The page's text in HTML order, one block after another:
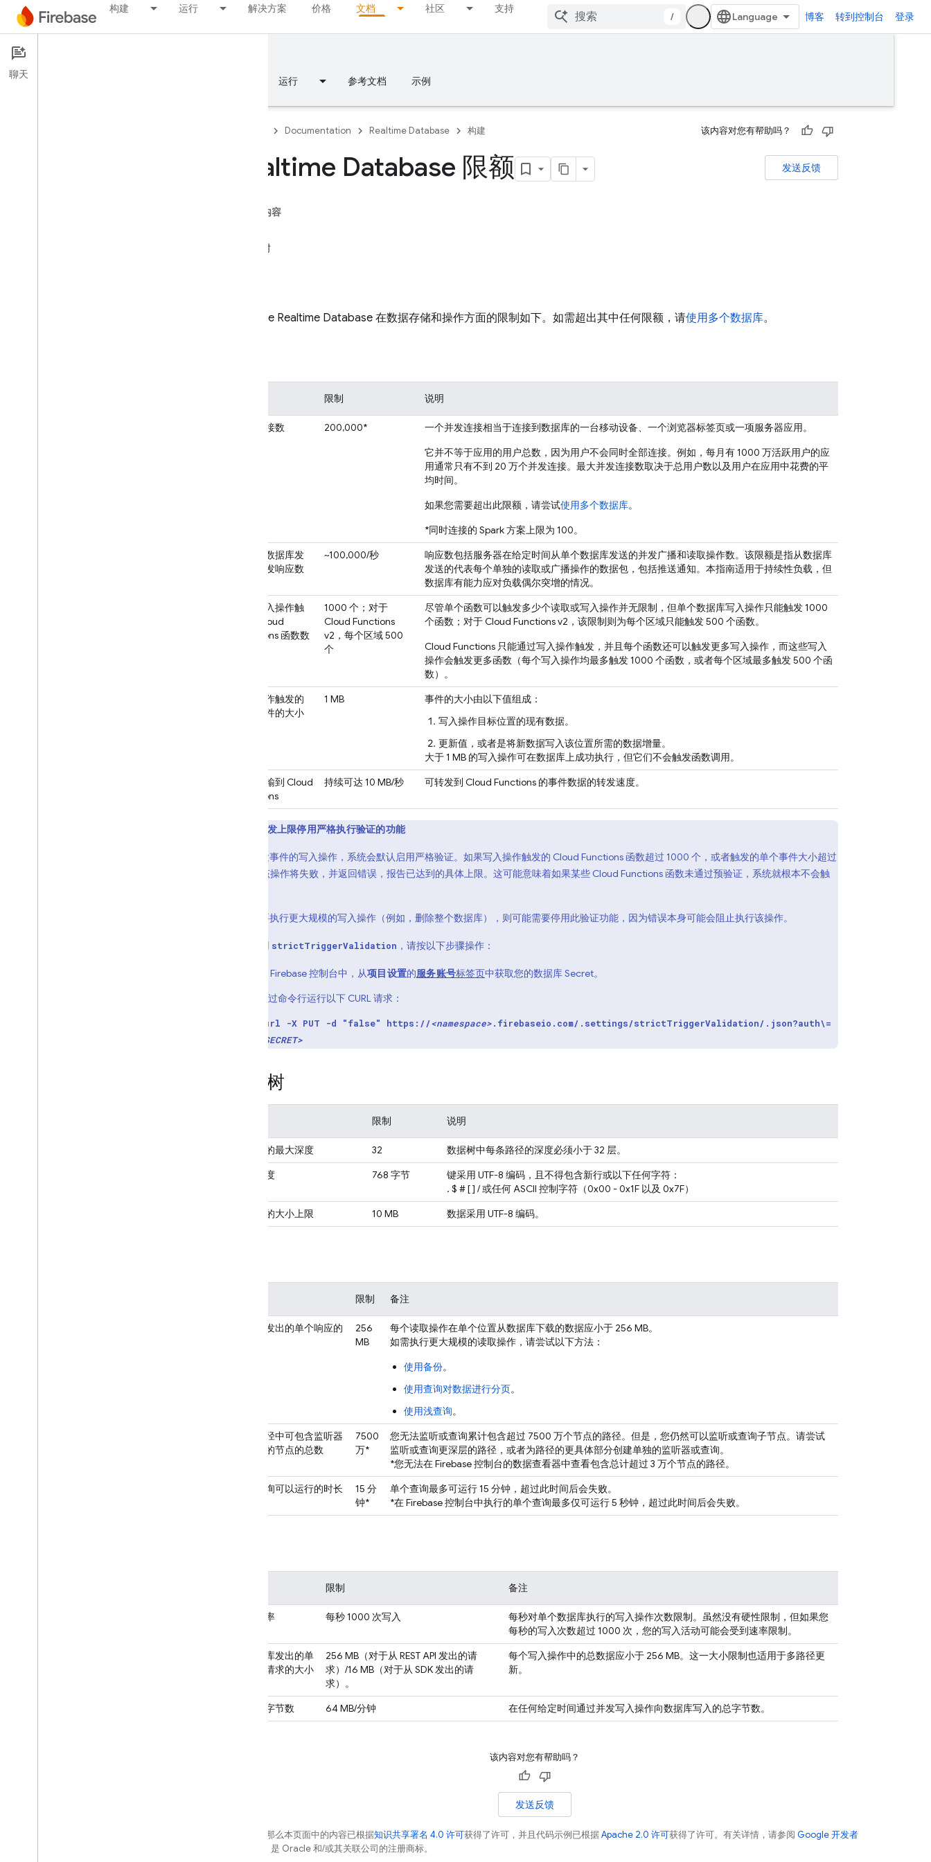
构建 运行 解决方案 价格 文档 社区 支持
/ 博客 转到控制台 登录
Documentation
概览 运行 参考文档 示例
Documentation Realtime Database 构建 该内容对您有帮助吗？
发送反馈
Realtime Database 限额
本页内容
数据树
Firebase Realtime Database 在数据存储和操作方面的限制如下。如需超出其中任何限额，请使用多个数据库。
限制 说明
并发连接数 200,000*
一个并发连接相当于连接到数据库的一台移动设备、一个浏览器标签页或一项服务器应用。
它并不等于应用的用户总数，因为用户不会同时全部连接。例如，每月有 1000 万活跃用户的应
用通常只有不到 20 万个并发连接。最大并发连接数取决于总用户数以及用户在应用中花费的平
均时间。
如果您需要超出此限额，请尝试使用多个数据库。
*同时连接的 Spark 方案上限为 100。
从单个数据库发
送的并发响应数
~100,000/秒
响应数包括服务器在给定时间从单个数据库发送的并发广播和读取操作数。该限额是指从数据库
发送的代表每个单独的读取或广播操作的数据包，包括推送通知。本指南适用于持续性负载，但
数据库有能力应对负载偶尔突增的情况。
单个写入操作触
发的 Cloud
Functions 函数数
1000 个；对于
Cloud Functions
v2，每个区域 500
个
尽管单个函数可以触发多少个读取或写入操作并无限制，但单个数据库写入操作只能触发 1000
个函数；对于Cloud Functionsv2，该限制则为每个区域只能触发 500 个函数。
Cloud Functions 只能通过写入操作触发，并且每个函数还可以触发更多写入操作，而这些写入
操作会触发更多函数（每个写入操作均最多触发 1000 个函数，或者每个区域最多触发 500 个函
数）。
写入操作触发的
单个事件的大小
1 MB
事件的大小由以下值组成：
写入操作目标位置的现有数据。
更新值，或者是将新数据写入该位置所需的数据增量。
大于 1 MB 的写入操作可在数据库上成功执行，但它们不会触发函数调用。
数据传输到 Cloud
Functions
持续可达 10 MB/秒 可转发到 Cloud Functions 的事件数据的转发速度。
对触发上限停用严格执行验证的功能
对于触发事件的写入操作，系统会默认启用严格验证。如果写入操作触发的 Cloud Functions 函数超过 1000 个，或者触发的单个事件大小超过
1 MB，该操作将失败，并返回错误，报告已达到的具体上限。这可能意味着如果某些 Cloud Functions 函数未通过预验证，系统就根本不会触
如果您要执行更大规模的写入操作（例如，删除整个数据库），则可能需要停用此验证功能，因为错误本身可能会阻止执行该操作。
如需停用 strictTriggerValidation ，请按以下步骤操作：
Firebase控制台中，从项目设置的服务账号标签页中获取您的数据库 Secret。
通过命令行运行以下 CURL 请求：
curl -X PUT -d "false" https://<namespace>.firebaseio.com/.settings/strictTriggerValidation/.json?auth\=
<SECRET>
数据树
限制 说明
子节点的最大深度 32
数据树中每条路径的深度必须小于 32 层。
键的长度
768 字节
键采用 UTF-8 编码，且不得包含新行或以下任何字符：
. $ # [ ] / 或任何 ASCII 控制字符（0x00 - 0x1F 以及 0x7F）
字符串的大小上限
10 MB 数据采用 UTF-8 编码。
限制 备注
数据库发出的单个响应的
256
MB
每个读取操作在单个位置从数据库下载的数据应小于 256 MB。
如需执行更大规模的读取操作，请尝试以下方法：
使用备份。
使用查询对数据进行分页。
使用浅查询。
一条路径中可包含监听器
或查询的节点的总数
7500
万*
您无法监听或查询累计包含超过 7500 万个节点的路径。但是，您仍然可以监听或查询子节点。请尝试
监听或查询更深层的路径，或者为路径的更具体部分创建单独的监听器或查询。
*您无法在Firebase控制台的数据查看器中查看包含总计超过 3 万个节点的路径。
单个查询可以运行的时长
15 分
钟*
单个查询最多可运行 15 分钟，超过此时间后会失败。
*在Firebase控制台中执行的单个查询最多仅可运行 5 秒钟，超过此时间后会失败。
限制 备注
写入速率 每秒 1000 次写入
每秒对单个数据库执行的写入操作次数限制。虽然没有硬性限制，但如果您
每秒的写入次数超过 1000 次，您的写入活动可能会受到速率限制。
对数据库发出的单
个写入请求的大小
256 MB（对于从 REST API 发出的请
求）/16 MB（对于从 SDK 发出的请
求）。
每个写入操作中的总数据应小于 256 MB。这一大小限制也适用于多路径更
新。
写入的字节数 64 MB/分钟 在任何给定时间通过并发写入操作向数据库写入的总字节数。
该内容对您有帮助吗？
发送反馈
如未另行说明，那么本页面中的内容已根据知识共享署名 4.0 许可获得了许可，并且代码示例已根据Apache 2.0 许可获得了许可。有关详情，请参阅 Google 开发者
。Java 是 Oracle 和/或其关联公司的注册商标。
聊天